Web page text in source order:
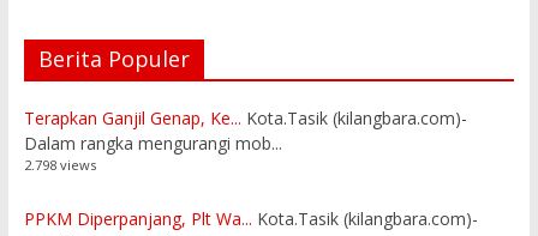
Berita Populer
Terapkan Ganjil Genap, Ke... Kota.Tasik (kilangbara.com)-
Dalam rangka mengurangi mob...
2.798 views
PPKM Diperpanjang, Plt Wa... Kota.Tasik (kilangbara.com)-